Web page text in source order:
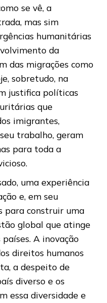
se vê, a
mas sim
humanitárias
da
das migrações como
sobretudo, na
justifica políticas
que
imigrantes,
trabalho, geram
para toda a
uma experiência
e, em seu
para construir uma
global que atinge
A inovação
direitos humanos
a despeito de
diverso e os
essa diversidade e